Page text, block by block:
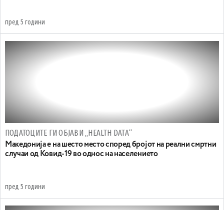
пред 5 години
ПОДАТОЦИТЕ ГИ ОБЈАВИ „HEALTH DATA“
Македонија е на шесто место според бројот на реални смртни
случаи од Ковид-19 во однос на населението
пред 5 години